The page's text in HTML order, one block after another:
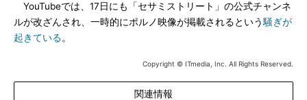
YouTubeでは、17日にも「セサミストリート」の公式チャンネ
ルが改ざんされ、一時的にポルノ映像が掲載されるという騒ぎが
起きている。
Copyright © ITmedia, Inc. All Rights Reserved.
関連情報